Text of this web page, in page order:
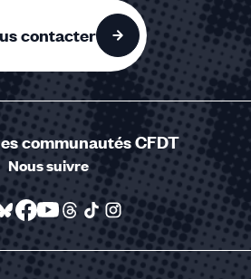
contacter
communautés CFDT
Nous suivre